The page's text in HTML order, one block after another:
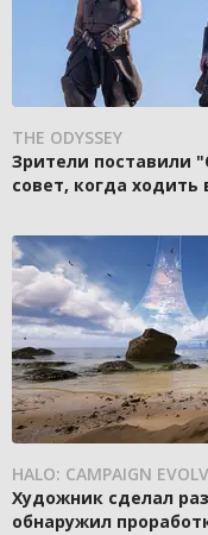
THE ODYSSEY
Зрители поставили
совет, когда ходить
HALO: CAMPAIGN
Художник сделал
обнаружил